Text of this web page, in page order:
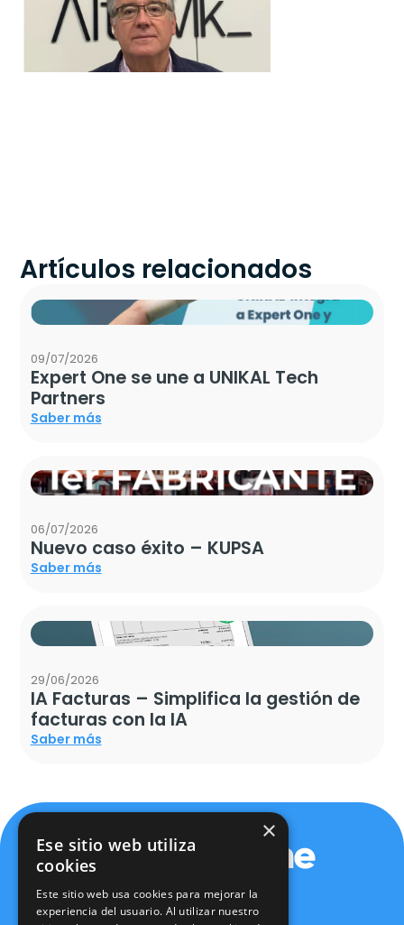
Artículos relacionados
09/07/2026
Expert One se une a UNIKAL Tech
Partners
Saber más
06/07/2026
Nuevo caso éxito – KUPSA
Saber más
29/06/2026
IA Facturas – Simplifica la gestión de
facturas con la IA
Saber más
×
Ese sitio web utiliza
cookies
Este sitio web usa cookies para mejorar la
experiencia del usuario. Al utilizar nuestro